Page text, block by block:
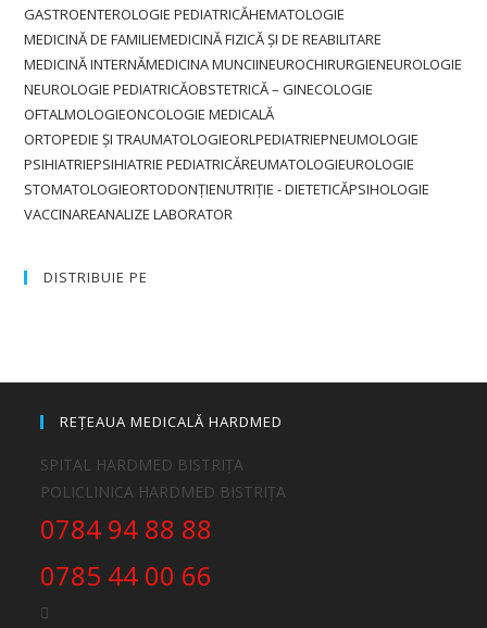
GASTROENTEROLOGIE PEDIATRICĂHEMATOLOGIE
MEDICINĂ DE FAMILIEMEDICINĂ FIZICĂ ȘI DE REABILITARE
MEDICINĂ INTERNĂMEDICINA MUNCIINEUROCHIRURGIENEUROLOGIE
NEUROLOGIE PEDIATRICĂOBSTETRICĂ – GINECOLOGIE
OFTALMOLOGIEONCOLOGIE MEDICALĂ
ORTOPEDIE ȘI TRAUMATOLOGIEORLPEDIATRIEPNEUMOLOGIE
PSIHIATRIEPSIHIATRIE PEDIATRICĂREUMATOLOGIEUROLOGIE
STOMATOLOGIEORTODONȚIENUTRIȚIE - DIETETICĂPSIHOLOGIE
VACCINAREANALIZE LABORATOR
DISTRIBUIE PE
REȚEAUA MEDICALĂ HARDMED
SPITAL HARDMED BISTRIȚA
POLICLINICA HARDMED BISTRIȚA
0784 94 88 88
0785 44 00 66